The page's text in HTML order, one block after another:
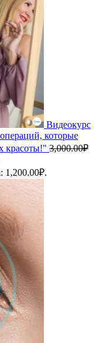
Видеокурс
которые
красоты!" 3,000.00₽
1,200.00₽.